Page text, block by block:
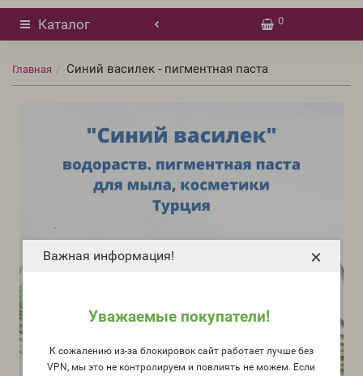
Важная информация!
Уважаемые покупатели!
К сожалению из-за блокировок сайт работает лучше без
VPN, мы это не контролируем и повлиять не можем. Если
×
Каталог 0
Главная Синий василек - пигментная паста